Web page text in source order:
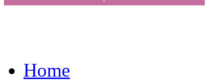
Home